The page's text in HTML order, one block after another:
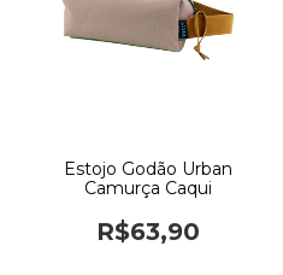
Estojo Godão Urban
Camurça Caqui
R$63,90